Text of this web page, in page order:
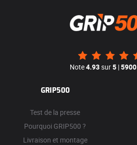
Note4.93sur5 |5900
GRIP500
Test de la presse
Pourquoi GRIP500 ?
Livraison et montage